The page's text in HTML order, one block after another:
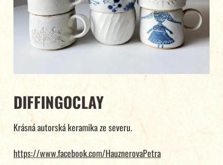
DIFFINGOCLAY
Krásná autorská keramika ze severu.
https://www.facebook.com/HauznerovaPetra